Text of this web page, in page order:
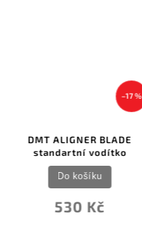
–17 %
DMT ALIGNER BLADE
standartní vodítko
530 Kč
Do košíku